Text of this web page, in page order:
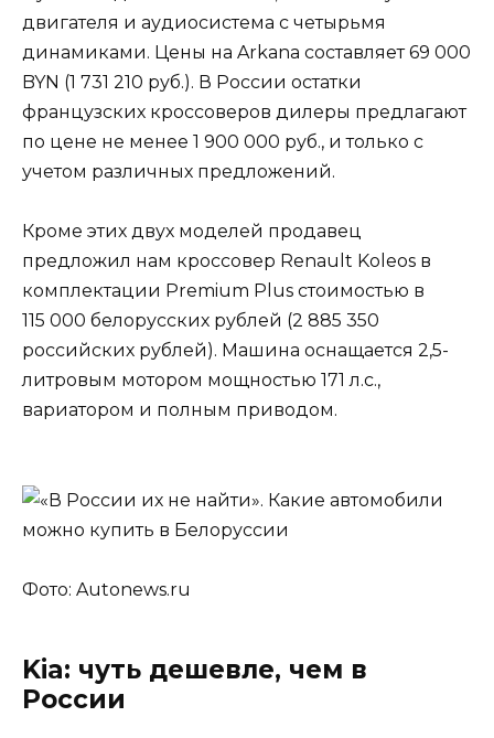
двигателя и аудиосистема с четырьмя
динамиками. Цены на Arkana составляет 69 000
BYN (1 731 210 руб.). В России остатки
французских кроссоверов дилеры предлагают
по цене не менее 1 900 000 руб., и только с
учетом различных предложений.
Кроме этих двух моделей продавец
предложил нам кроссовер Renault Koleos в
комплектации Premium Plus стоимостью в
115 000 белорусских рублей (2 885 350
российских рублей). Машина оснащается 2,5-
литровым мотором мощностью 171 л.с.,
вариатором и полным приводом.
Фото: Autonews.ru
Kia: чуть дешевле, чем в
России